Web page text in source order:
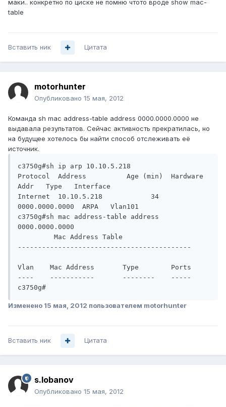
маки.. конкретно по циске не помню чтото вроде show mac-
table
Вставить ник Цитата
motorhunter
Опубликовано 15 мая, 2012
Команда sh mac address-table address 0000.0000.0000 не
выдавала результатов. Сейчас активность прекратилась, но
на будущее хотелось бы найти способ отслеживать её
источник.
c3750g#sh ip arp 10.10.5.218
Protocol  Address          Age (min)  Hardware
Addr   Type   Interface
Internet  10.10.5.218            34
0000.0000.0000  ARPA   Vlan101
c3750g#sh mac address-table address
0000.0000.0000
-------------------------------------------
Vlan    Mac Address       Type        Ports
----    -----------       --------    -----
c3750g#
Изменено 15 мая, 2012 пользователем motorhunter
Вставить ник Цитата
s.lobanov
Опубликовано 15 мая, 2012